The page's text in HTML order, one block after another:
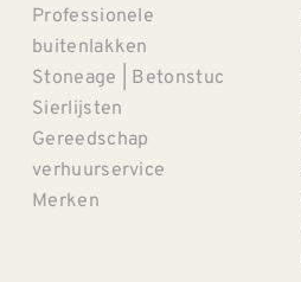
Professionele
buitenlakken
Stoneage | Betonstuc
Sierlijsten
Gereedschap
verhuurservice
Merken